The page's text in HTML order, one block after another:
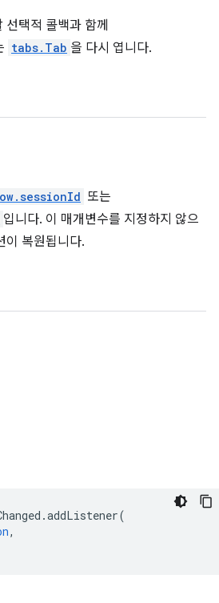
선택적 콜백과 함께
tabs.Tab 을 다시 엽니다.
또는
입니다. 이 매개변수를 지정하지 않으
이 복원됩니다.
.addListener(
,